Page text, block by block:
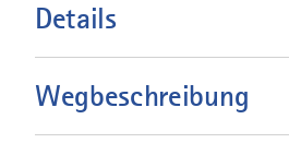
Details
Wegbeschreibung